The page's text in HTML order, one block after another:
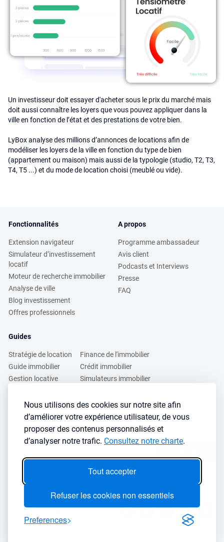
Nous utilisons des cookies sur notre site afin
d’améliorer votre expérience utilisateur, de vous
proposer des contenus personnalisés et
d’analyser notre trafic. Consultez notre charte.
Tout accepter
Refuser les cookies non essentiels
Preferences
Un investisseur doit essayer d'acheter sous le prix du marché mais
doit aussi connaître les loyers que vous pouvez appliquer dans la
ville en fonction de l’état et des prestations de votre bien.
LyBox analyse des millions d’annonces de locations afin de
modéliser les loyers de la ville en fonction du type de bien
(appartement ou maison) mais aussi de la typologie (studio, T2, T3,
T4, T5 ...) et du mode de location choisi (meublé ou vide).
Fonctionnalités
Extension navigateur
Simulateur d’investissement
locatif
Moteur de recherche immobilier
Analyse de ville
Blog investissement
Offres professionnels
A propos
Programme ambassadeur
Avis client
Podcasts et Interviews
Presse
FAQ
Guides
Stratégie de location
Guide immobilier
Gestion locative
Finance de l'immobilier
Crédit immobilier
Simulateurs immobilier
Vous voulez apprendre à investir dans l’immobilier ?
Inscrivez vous à notre newsletter gratuite :